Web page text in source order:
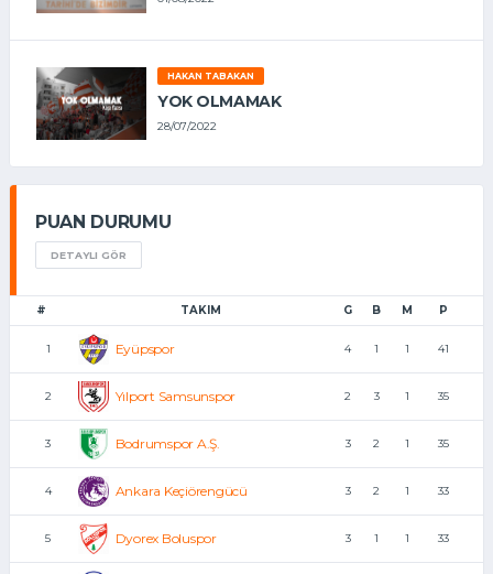
HAKAN TABAKAN
YOK OLMAMAK
28/07/2022
PUAN DURUMU
DETAYLI GÖR
# TAKIM G B M P
1 Eyüpspor 4 1 1 41
2 Yılport Samsunspor 2 3 1 35
3 Bodrumspor A.Ş. 3 2 1 35
4 Ankara Keçiörengücü 3 2 1 33
5 Dyorex Boluspor 3 1 1 33